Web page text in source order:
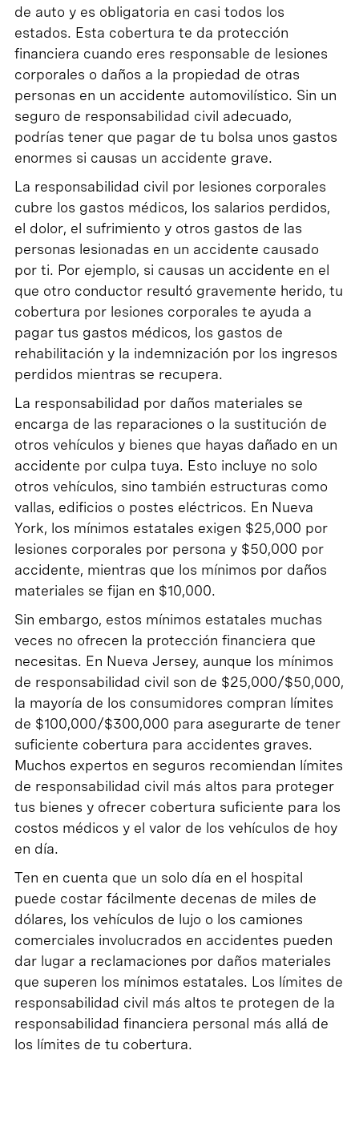
de auto y es obligatoria en casi todos los
estados. Esta cobertura te da protección
financiera cuando eres responsable de lesiones
corporales o daños a la propiedad de otras
personas en un accidente automovilístico. Sin un
seguro de responsabilidad civil adecuado,
podrías tener que pagar de tu bolsa unos gastos
enormes si causas un accidente grave.
La responsabilidad civil por lesiones corporales
cubre los gastos médicos, los salarios perdidos,
el dolor, el sufrimiento y otros gastos de las
personas lesionadas en un accidente causado
por ti. Por ejemplo, si causas un accidente en el
que otro conductor resultó gravemente herido, tu
cobertura por lesiones corporales te ayuda a
pagar tus gastos médicos, los gastos de
rehabilitación y la indemnización por los ingresos
perdidos mientras se recupera.
La responsabilidad por daños materiales se
encarga de las reparaciones o la sustitución de
otros vehículos y bienes que hayas dañado en un
accidente por culpa tuya. Esto incluye no solo
otros vehículos, sino también estructuras como
vallas, edificios o postes eléctricos. En Nueva
York, los mínimos estatales exigen $25,000 por
lesiones corporales por persona y $50,000 por
accidente, mientras que los mínimos por daños
materiales se fijan en $10,000.
Sin embargo, estos mínimos estatales muchas
veces no ofrecen la protección financiera que
necesitas. En Nueva Jersey, aunque los mínimos
de responsabilidad civil son de $25,000/$50,000,
la mayoría de los consumidores compran límites
de $100,000/$300,000 para asegurarte de tener
suficiente cobertura para accidentes graves.
Muchos expertos en seguros recomiendan límites
de responsabilidad civil más altos para proteger
tus bienes y ofrecer cobertura suficiente para los
costos médicos y el valor de los vehículos de hoy
en día.
Ten en cuenta que un solo día en el hospital
puede costar fácilmente decenas de miles de
dólares, los vehículos de lujo o los camiones
comerciales involucrados en accidentes pueden
dar lugar a reclamaciones por daños materiales
que superen los mínimos estatales. Los límites de
responsabilidad civil más altos te protegen de la
responsabilidad financiera personal más allá de
los límites de tu cobertura.